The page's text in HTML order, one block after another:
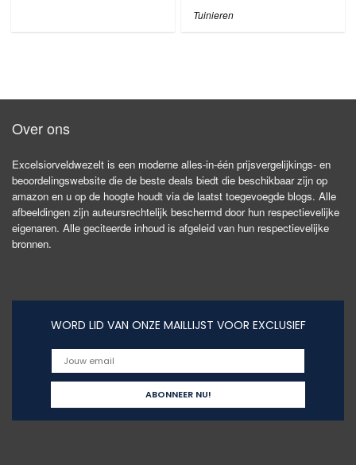
Tuinieren
Over ons
Excelsiorveldwezelt is een moderne alles-in-één prijsvergelijkings- en
beoordelingswebsite die de beste deals biedt die beschikbaar zijn op
amazon en u op de hoogte houdt via de laatst toegevoegde blogs. Alle
afbeeldingen zijn auteursrechtelijk beschermd door hun respectievelijke
eigenaren. Alle geciteerde inhoud is afgeleid van hun respectievelijke
bronnen.
WORD LID VAN ONZE MAILLIJST VOOR EXCLUSIEF